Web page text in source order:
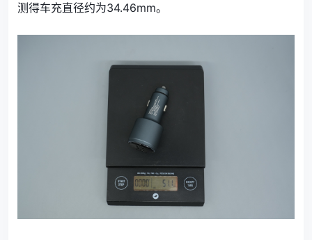
测得车充直径约为34.46mm。